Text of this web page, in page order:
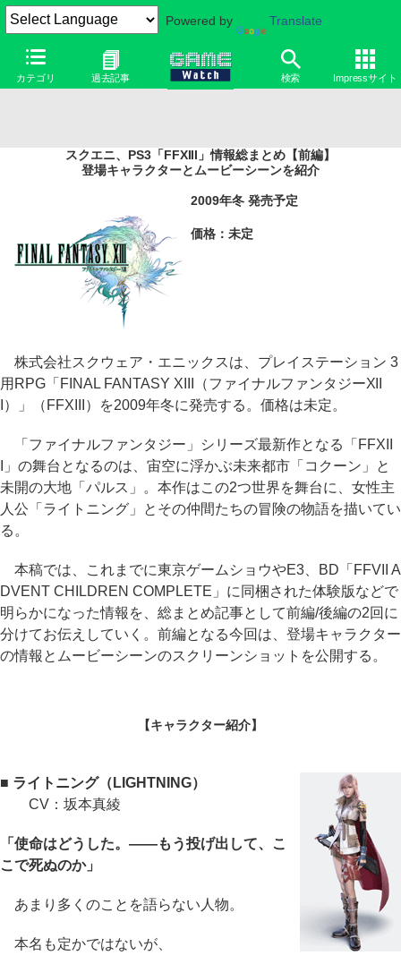
Powered by Translate
カテゴリ 過去記事 検索 Impressサイト
スクエニ、PS3「FFXIII」情報総まとめ【前編】
登場キャラクターとムービーシーンを紹介
2009年冬 発売予定
価格：未定
株式会社スクウェア・エニックスは、プレイステーション 3
用RPG「FINAL FANTASY XIII（ファイナルファンタジーXII
I）」（FFXIII）を2009年冬に発売する。価格は未定。
「ファイナルファンタジー」シリーズ最新作となる「FFXII
I」の舞台となるのは、宙空に浮かぶ未来都市「コクーン」と
未開の大地「パルス」。本作はこの2つ世界を舞台に、女性主
人公「ライトニング」とその仲間たちの冒険の物語を描いてい
る。
本稿では、これまでに東京ゲームショウやE3、BD「FFVII A
DVENT CHILDREN COMPLETE」に同梱された体験版などで
明らかになった情報を、総まとめ記事として前編/後編の2回に
分けてお伝えしていく。前編となる今回は、登場キャラクター
の情報とムービーシーンのスクリーンショットを公開する。
【キャラクター紹介】
■ ライトニング（LIGHTNING）
CV：坂本真綾
「使命はどうした。――もう投げ出して、こ
こで死ぬのか」
あまり多くのことを語らない人物。
本名も定かではないが、